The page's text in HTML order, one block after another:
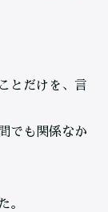
とだけを、言
でも関係なか
。